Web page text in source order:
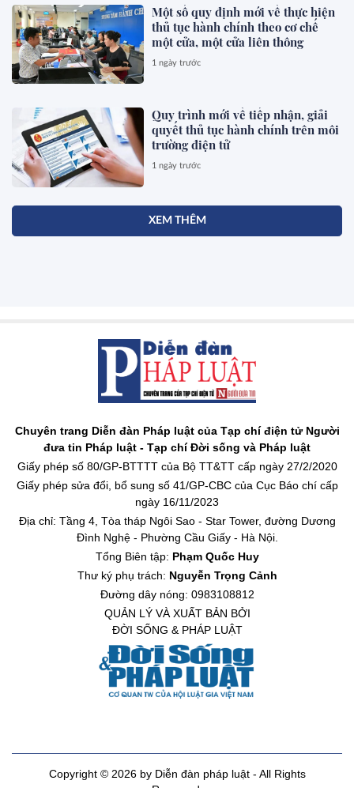
Một số quy định mới về thực hiện
thủ tục hành chính theo cơ chế
một cửa, một cửa liên thông
1 ngày trước
Quy trình mới về tiếp nhận, giải
quyết thủ tục hành chính trên môi
trường điện tử
1 ngày trước
XEM THÊM
Chuyên trang Diễn đàn Pháp luật của Tạp chí điện tử Người
đưa tin Pháp luật - Tạp chí Đời sống và Pháp luật
Giấy phép số 80/GP-BTTTT của Bộ TT&TT cấp ngày 27/2/2020
Giấy phép sửa đổi, bổ sung số 41/GP-CBC của Cục Báo chí cấp
ngày 16/11/2023
Địa chỉ: Tầng 4, Tòa tháp Ngôi Sao - Star Tower, đường Dương
Đình Nghệ - Phường Cầu Giấy - Hà Nội.
Tổng Biên tập: Phạm Quốc Huy
Thư ký phụ trách: Nguyễn Trọng Cảnh
Đường dây nóng: 0983108812
QUẢN LÝ VÀ XUẤT BẢN BỞI
ĐỜI SỐNG & PHÁP LUẬT
Copyright © 2026 by Diễn đàn pháp luật - All Rights